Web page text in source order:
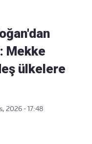
Mekke
ülkelere
2026 - 17:48